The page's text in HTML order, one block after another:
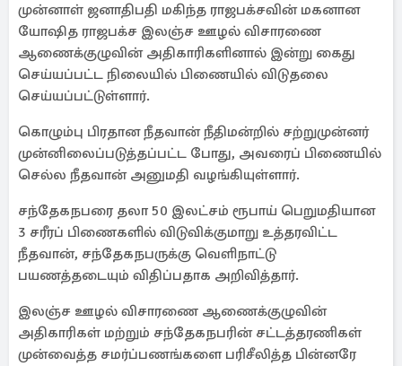
முன்னாள் ஜனாதிபதி மகிந்த ராஜபக்சவின் மகனான
யோஷித ராஜபக்ச இலஞ்ச ஊழல் விசாரணை
ஆணைக்குழுவின் அதிகாரிகளினால் இன்று கைது
செய்யப்பட்ட நிலையில் பிணையில் விடுதலை
செய்யப்பட்டுள்ளார்.
கொழும்பு பிரதான நீதவான் நீதிமன்றில் சற்றுமுன்னர்
முன்னிலைப்படுத்தப்பட்ட போது, அவரைப் பிணையில்
செல்ல நீதவான் அனுமதி வழங்கியுள்ளார்.
சந்தேகநபரை தலா 50 இலட்சம் ரூபாய் பெறுமதியான
3 சரீரப் பிணைகளில் விடுவிக்குமாறு உத்தரவிட்ட
நீதவான், சந்தேகநபருக்கு வெளிநாட்டு
பயணத்தடையும் விதிப்பதாக அறிவித்தார்.
இலஞ்ச ஊழல் விசாரணை ஆணைக்குழுவின்
அதிகாரிகள் மற்றும் சந்தேகநபரின் சட்டத்தரணிகள்
முன்வைத்த சமர்ப்பணங்களை பரிசீலித்த பின்னரே